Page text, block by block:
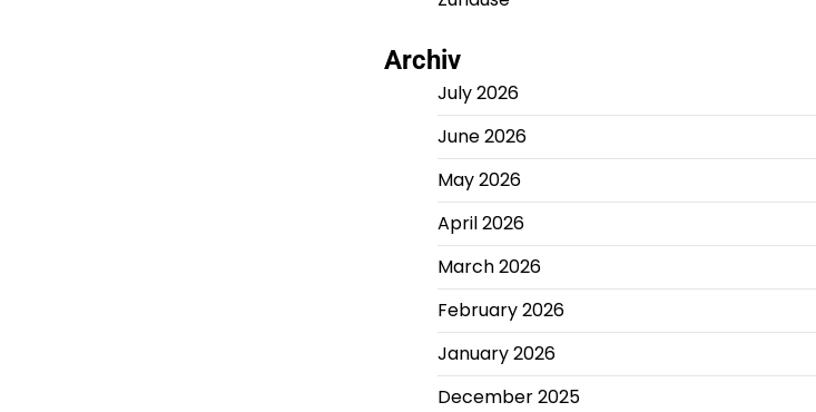
Archiv
July 2026
June 2026
May 2026
April 2026
March 2026
February 2026
January 2026
December 2025